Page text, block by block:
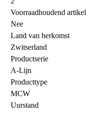
Voorraadhoudend artikel
Nee
Land van herkomst
Zwitserland
Productserie
A-Lijn
Producttype
MCW
Uurstand